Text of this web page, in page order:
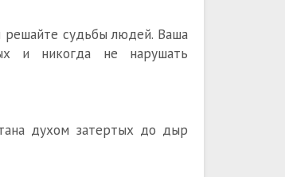
решайте судьбы людей. Ваша
и никогда не нарушать
духом затертых до дыр